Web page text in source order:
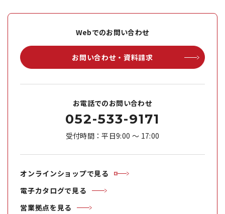
Webでのお問い合わせ
お問い合わせ・資料請求
お電話でのお問い合わせ
052-533-9171
受付時間：平日9:00 ～ 17:00
オンラインショップで見る
電子カタログで見る
営業拠点を見る